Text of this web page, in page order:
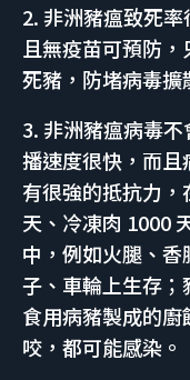
2. 非洲豬瘟致死
且無疫苗可預防
死豬，防堵病毒擴
3. 非洲豬瘟病毒
播速度很快，而
有很強的抵抗力
天、冷凍肉 1000
中，例如火腿、
子、車輪上生存；
食用病豬製成的
咬，都可能感染。